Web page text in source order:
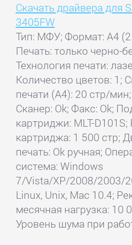
Скачать драйвера для
3405FW
Тип: МФУ; Формат: A4
Печать: только черно-
Технология печати:
Количество цветов: 1;
печати (А4): 20 стр/
Сканер: Ok; Факс: Ok;
картриджи: MLT-D101S;
картриджа: 1 500 стр;
печать: Ok ручная;
система: Windows
7/Vista/XP/2008/2003/
Linux, Unix, Mac 10.4;
месячная нагрузка: 10
Уровень шума при